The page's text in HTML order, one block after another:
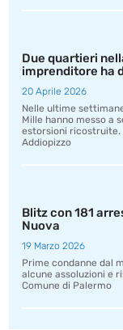
Due quartieri
imprenditore ha
20 Aprile 2026
Nelle ultime
Mille hanno messo a
estorsioni ricostruite.
Addiopizzo
Blitz con 181
Nuova
19 Marzo 2026
Prime condanne dal
alcune assoluzioni e
Comune di Palermo